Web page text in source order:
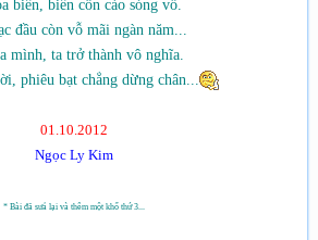
biển, biển cồn cào sóng vỗ.
đầu còn vỗ mãi ngàn năm...
mình, ta trở thành vô nghĩa.
phiêu bạt chẳng dừng chân...
01.10.2012
Ngọc Ly Kim
* Bài đã sưả lại và thêm một khổ thứ 3...